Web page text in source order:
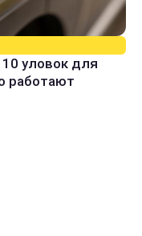
уловок для
работают